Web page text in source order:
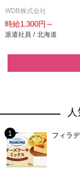
WDB株式会社
時給1,300円～
派遣社員 / 北海道
フィラ